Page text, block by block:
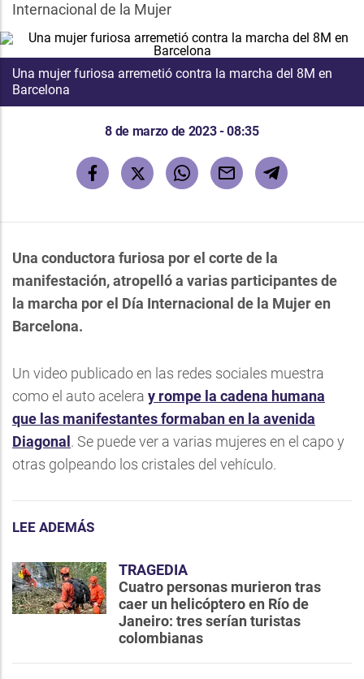
Internacional de la Mujer
Una mujer furiosa arremetió contra la marcha del 8M en
Barcelona
8 de marzo de 2023 - 08:35
Una conductora furiosa por el corte de la
manifestación, atropelló a varias participantes de
la marcha por el Día Internacional de la Mujer en
Barcelona.
Un video publicado en las redes sociales muestra
como el auto acelera y rompe la cadena humana
que las manifestantes formaban en la avenida
Diagonal . Se puede ver a varias mujeres en el capo y
otras golpeando los cristales del vehículo.
LEE ADEMÁS
TRAGEDIA
Cuatro personas murieron tras
caer un helicóptero en Río de
Janeiro: tres serían turistas
colombianas